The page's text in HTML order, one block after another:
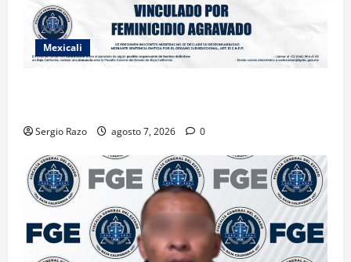
Mexicali
Sergio Razo agosto 7, 2026 0